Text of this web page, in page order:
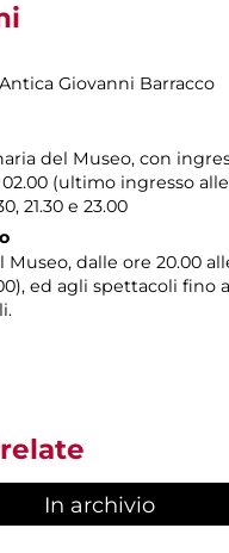
Giovanni Barracco
del Museo, con
(ultimo ingresso alle
21.30 e 23.00
Museo, dalle ore 20.00
ed agli spettacoli fino
In archivio